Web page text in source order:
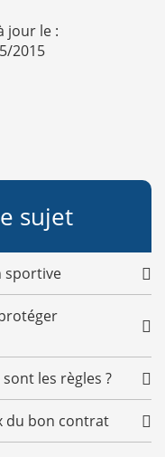
jour le :
2015
sujet
sportive
les règles ?
du bon contrat